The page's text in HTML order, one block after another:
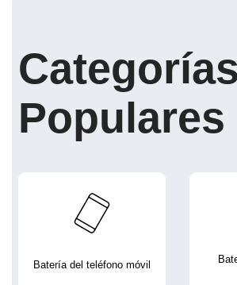
Categorías
Populares
Batería del teléfono móvil